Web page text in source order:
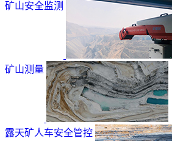
矿山安全监测
矿山测量
露天矿人车安全管控